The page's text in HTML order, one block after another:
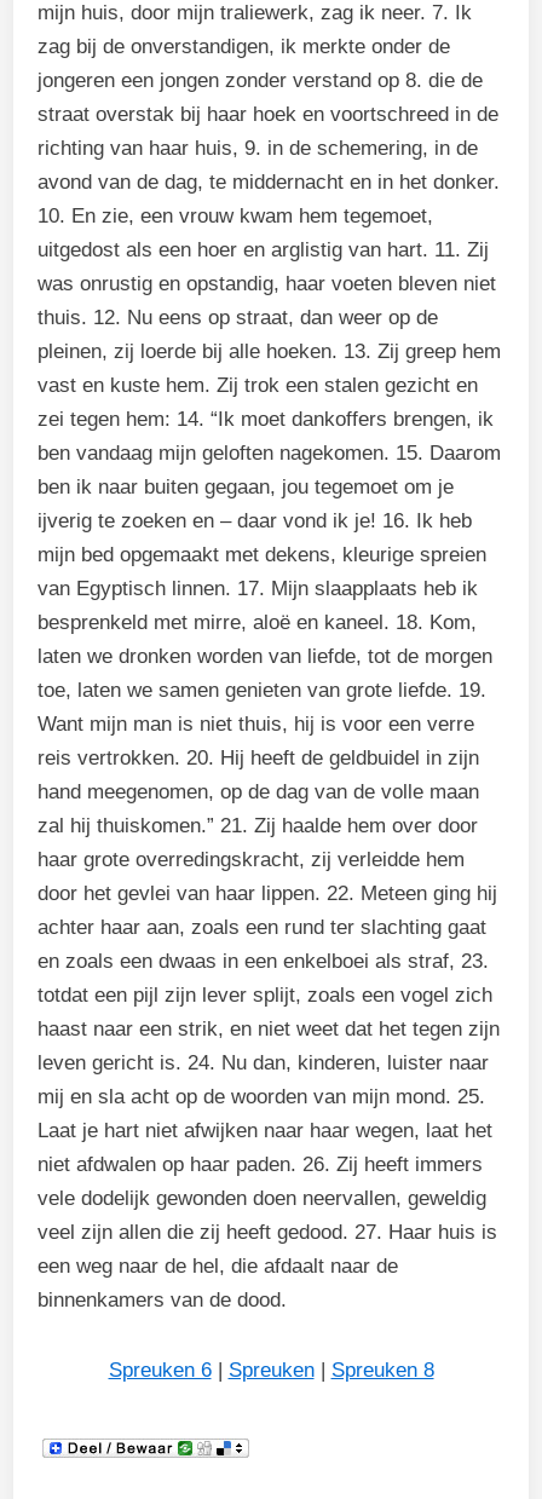
mijn huis, door mijn traliewerk, zag ik neer. 7. Ik
zag bij de onverstandigen, ik merkte onder de
jongeren een jongen zonder verstand op 8. die de
straat overstak bij haar hoek en voortschreed in de
richting van haar huis, 9. in de schemering, in de
avond van de dag, te middernacht en in het donker.
10. En zie, een vrouw kwam hem tegemoet,
uitgedost als een hoer en arglistig van hart. 11. Zij
was onrustig en opstandig, haar voeten bleven niet
thuis. 12. Nu eens op straat, dan weer op de
pleinen, zij loerde bij alle hoeken. 13. Zij greep hem
vast en kuste hem. Zij trok een stalen gezicht en
zei tegen hem: 14. “Ik moet dankoffers brengen, ik
ben vandaag mijn geloften nagekomen. 15. Daarom
ben ik naar buiten gegaan, jou tegemoet om je
ijverig te zoeken en – daar vond ik je! 16. Ik heb
mijn bed opgemaakt met dekens, kleurige spreien
van Egyptisch linnen. 17. Mijn slaapplaats heb ik
besprenkeld met mirre, aloë en kaneel. 18. Kom,
laten we dronken worden van liefde, tot de morgen
toe, laten we samen genieten van grote liefde. 19.
Want mijn man is niet thuis, hij is voor een verre
reis vertrokken. 20. Hij heeft de geldbuidel in zijn
hand meegenomen, op de dag van de volle maan
zal hij thuiskomen.” 21. Zij haalde hem over door
haar grote overredingskracht, zij verleidde hem
door het gevlei van haar lippen. 22. Meteen ging hij
achter haar aan, zoals een rund ter slachting gaat
en zoals een dwaas in een enkelboei als straf, 23.
totdat een pijl zijn lever splijt, zoals een vogel zich
haast naar een strik, en niet weet dat het tegen zijn
leven gericht is. 24. Nu dan, kinderen, luister naar
mij en sla acht op de woorden van mijn mond. 25.
Laat je hart niet afwijken naar haar wegen, laat het
niet afdwalen op haar paden. 26. Zij heeft immers
vele dodelijk gewonden doen neervallen, geweldig
veel zijn allen die zij heeft gedood. 27. Haar huis is
een weg naar de hel, die afdaalt naar de
binnenkamers van de dood.
Spreuken 6| Spreuken| Spreuken 8